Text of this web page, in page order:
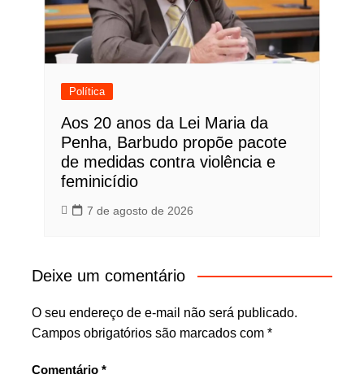
Política
Aos 20 anos da Lei Maria da
Penha, Barbudo propõe pacote
de medidas contra violência e
feminicídio
7 de agosto de 2026
Deixe um comentário
O seu endereço de e-mail não será publicado.
Campos obrigatórios são marcados com *
Comentário *